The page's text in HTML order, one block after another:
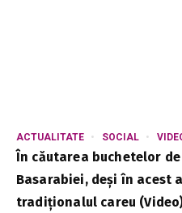
ACTUALITATE SOCIAL
În căutarea buchetelor
Basarabiei, deși în acest
tradiționalul careu